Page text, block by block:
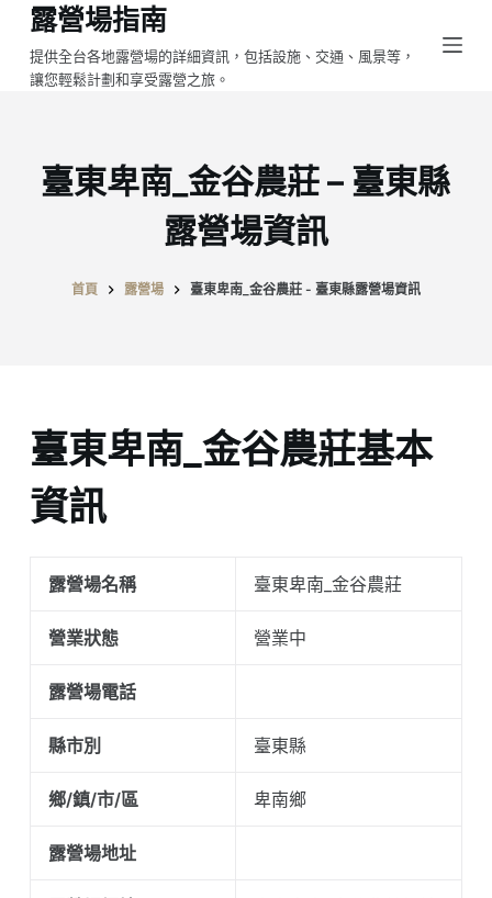
跳
至
主
露營場指南
提供全台各地露營場的詳細資訊，包括設施、交通、風景等，
讓您輕鬆計劃和享受露營之旅。
臺東卑南_金谷農莊 – 臺東縣
露營場資訊
首頁 露營場 臺東卑南_金谷農莊 - 臺東縣露營場資訊
臺東卑南_金谷農莊基本
資訊
露營場名稱 臺東卑南_金谷農莊
營業狀態 營業中
露營場電話
縣市別 臺東縣
鄉/鎮/市/區 卑南鄉
露營場地址